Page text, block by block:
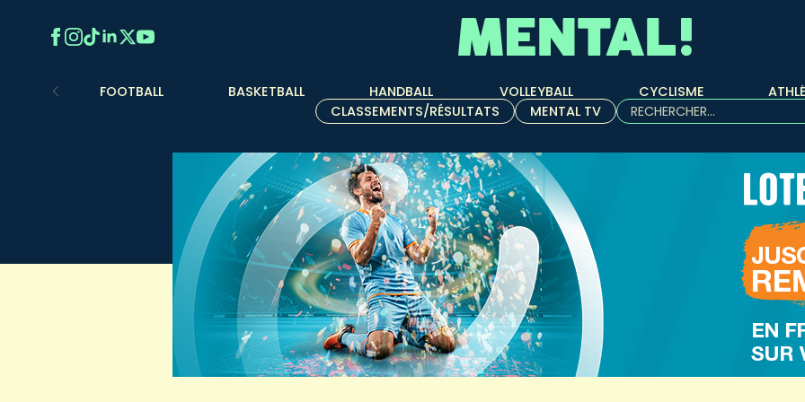
FOOTBALL BASKETBALL HANDBALL VOLLEYBALL CYCLISME
CLASSEMENTS/RÉSULTATS
MENTAL TV
Rechercher :